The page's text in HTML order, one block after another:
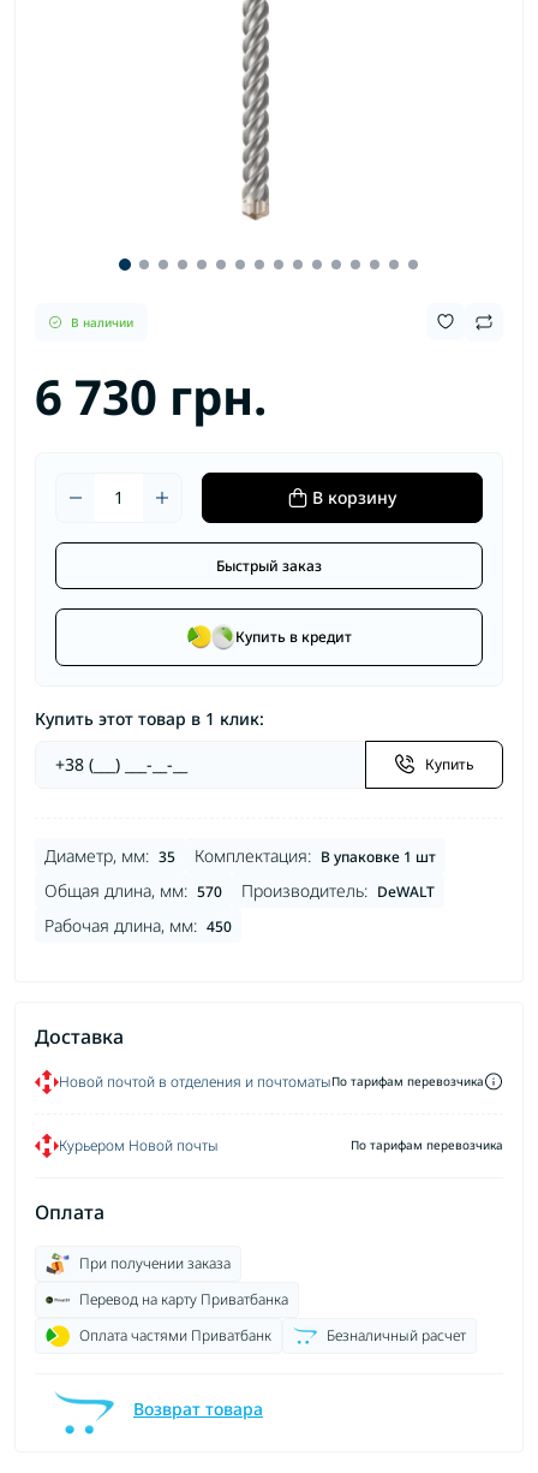
В наличии
6 730 грн.
В корзину
Быстрый заказ
Купить в кредит
Купить этот товар в 1 клик:
Купить
Диаметр, мм: 35 Комплектация: В упаковке 1 шт
Общая длина, мм: 570 Производитель: DeWALT
Рабочая длина, мм: 450
Доставка
Новой почтой в отделения и почтоматыПо тарифам перевозчика
Курьером Новой почты По тарифам перевозчика
Оплата
При получении заказа
Перевод на карту Приватбанка
Оплата частями Приватбанк
Безналичный расчет
Возврат товара